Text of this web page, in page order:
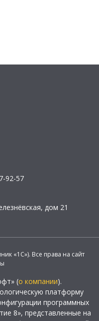
92-57
дом 21
«1С»). Все права на сайт
(о компании).
платформу
программных
8», представленные на